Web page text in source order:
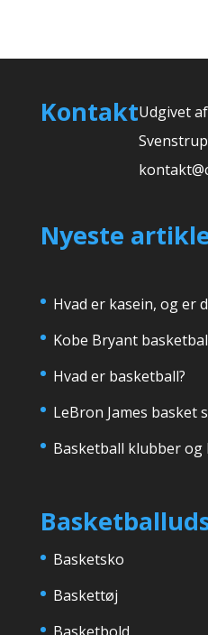
KontaktUdgivet
Svenstrup
Nyeste
Hvad er kasein, og er
Kobe Bryant
Hvad er basketball?
LeBron James basket
Basketball klubber og
Basketsko
Baskettøj